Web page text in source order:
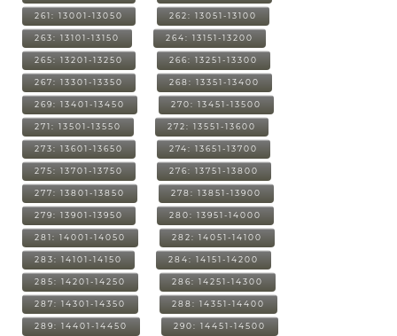
261: 13001-13050 262: 13051-13100
263: 13101-13150 264: 13151-13200
265: 13201-13250 266: 13251-13300
267: 13301-13350 268: 13351-13400
269: 13401-13450 270: 13451-13500
271: 13501-13550 272: 13551-13600
273: 13601-13650 274: 13651-13700
275: 13701-13750 276: 13751-13800
277: 13801-13850 278: 13851-13900
279: 13901-13950 280: 13951-14000
281: 14001-14050 282: 14051-14100
283: 14101-14150 284: 14151-14200
285: 14201-14250 286: 14251-14300
287: 14301-14350 288: 14351-14400
289: 14401-14450 290: 14451-14500